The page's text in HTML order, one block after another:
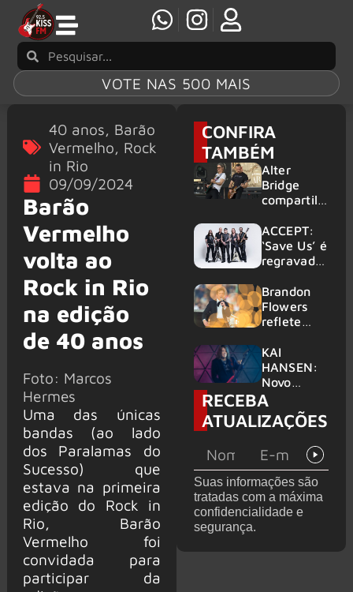
VOTE NAS 500 MAIS
40 anos, Barão
Vermelho, Rock
in Rio
09/09/2024
Barão
Vermelho
volta ao
Rock in Rio
na edição
de 40 anos
Foto: Marcos
Hermes
Uma das únicas
bandas (ao lado
dos Paralamas do
Sucesso) que
estava na primeira
edição do Rock in
Rio, Barão
Vermelho foi
convidada para
participar da
CONFIRA
TAMBÉM
Alter
Bridge
compartilh
vivo de
“Fortress”
gravada
am Ring
2026
ACCEPT:
‘Save Us’ é
regravada
membros
do GHOST
e KORN
Brandon
Flowers
reflete
futuro e
levanta
possibilida
de de
deixar os
palcos
KAI
HANSEN:
Novo
single
‘Welcome
To Life’ é
RECEBA
ATUALIZAÇÕES
Suas informações são
tratadas com a máxima
confidencialidade e
segurança.